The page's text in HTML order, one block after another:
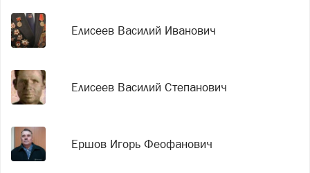
Елисеев Василий Иванович
Елисеев Василий Степанович
Ершов Игорь Феофанович